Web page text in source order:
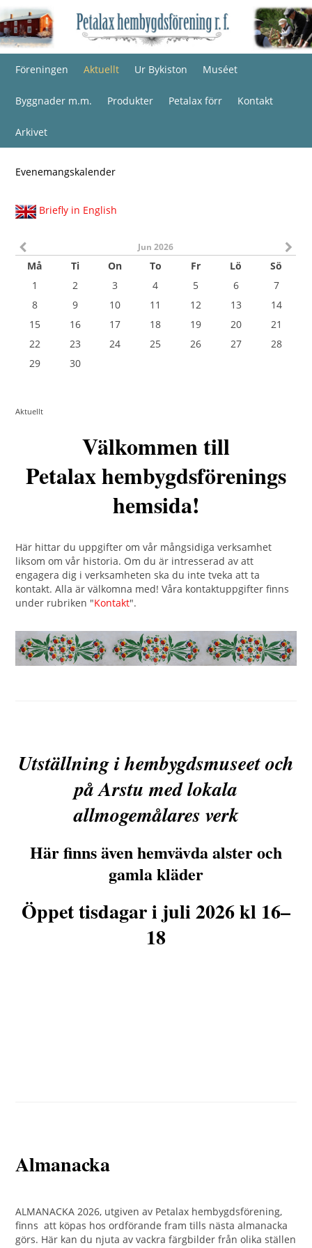
Föreningen Aktuellt Ur Bykiston Muséet
Byggnader m.m. Produkter Petalax förr Kontakt
Arkivet
Evenemangskalender
Briefly in English
Jun 2026
Må Ti On To Fr Lö
Sö
1
2 3 4 5 6
7
8
9 10 11 12 13
14
15
16 17 18 19 20
21
22
23 24 25 26 27
28
29
30
Aktuellt
Välkommen till
Petalax hembygdsförenings
hemsida!
Här hittar du uppgifter om vår mångsidiga verksamhet
liksom om vår historia. Om du är intresserad av att
engagera dig i verksamheten ska du inte tveka att ta
kontakt. Alla är välkomna med! Våra kontaktuppgifter finns
under rubriken "Kontakt".
Utställning i hembygdsmuseet och
på Arstu med lokala
allmogemålares verk
Här finns även hemvävda alster och
gamla kläder
Öppet tisdagar i juli 2026 kl 16–
18
Almanacka
ALMANACKA 2026, utgiven av Petalax hembygdsförening,
finns att köpas hos ordförande fram tills nästa almanacka
görs. Här kan du njuta av vackra färgbilder från olika ställen